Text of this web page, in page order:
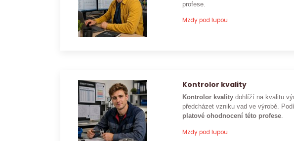
profese.
Mzdy pod lupou
Kontrolor kvality
Kontrolor kvality dohlíží na kvalitu
předcházet vzniku vad ve výrobě.
platové ohodnocení této profese.
Mzdy pod lupou